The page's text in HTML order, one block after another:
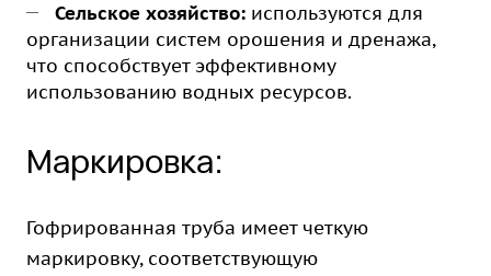
Сельское хозяйство: используются для
организации систем орошения и дренажа,
что способствует эффективному
использованию водных ресурсов.
Маркировка:
Гофрированная труба имеет четкую
маркировку, соответствующую